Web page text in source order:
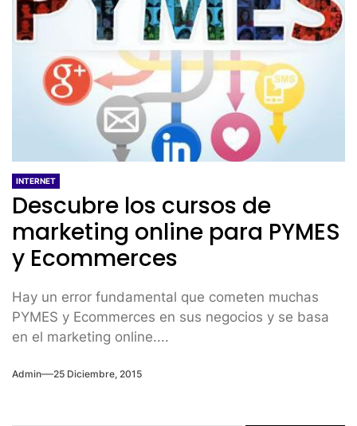
INTERNET
Descubre los cursos de
marketing online para PYMES
y Ecommerces
Hay un error fundamental que cometen muchas
PYMES y Ecommerces en sus negocios y se basa
en el marketing online....
Admin 25 Diciembre, 2015